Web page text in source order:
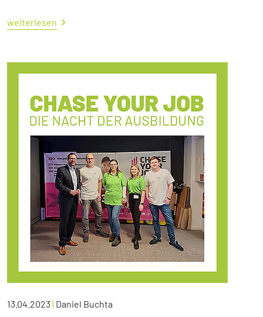
weiterlesen
13.04.2023| Daniel Buchta